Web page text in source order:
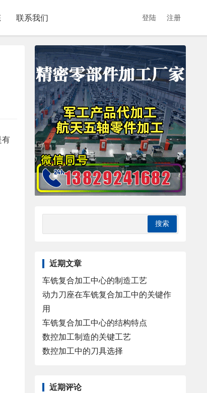
联系我们 登陆 注册
有
近期文章
车铣复合加工中心的制造工艺
动力刀座在车铣复合加工中的关键作
用
车铣复合加工中心的结构特点
数控加工制造的关键工艺
数控加工中的刀具选择
近期评论